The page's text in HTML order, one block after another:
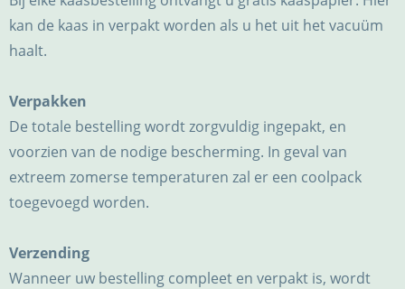
kan de kaas in verpakt worden als u het uit het vacuüm
haalt.
Verpakken
De totale bestelling wordt zorgvuldig ingepakt, en
voorzien van de nodige bescherming. In geval van
extreem zomerse temperaturen zal er een coolpack
toegevoegd worden.
Verzending
Wanneer uw bestelling compleet en verpakt is, wordt